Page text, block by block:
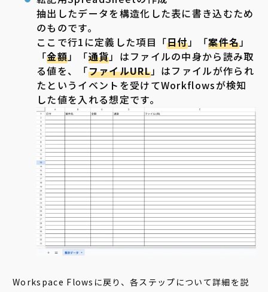
抽出したデータを構造化した表に書き込むため
のものです。
ここで行1に定義した項目「日付」「案件名」
「金額」「通貨」はファイルの中身から読み取
る値を、「ファイルURL」はファイルが作られ
たというイベントを受けてWorkflowsが検知
した値を入れる想定です。
Workspace Flowsに戻り、各ステップについて詳細を説